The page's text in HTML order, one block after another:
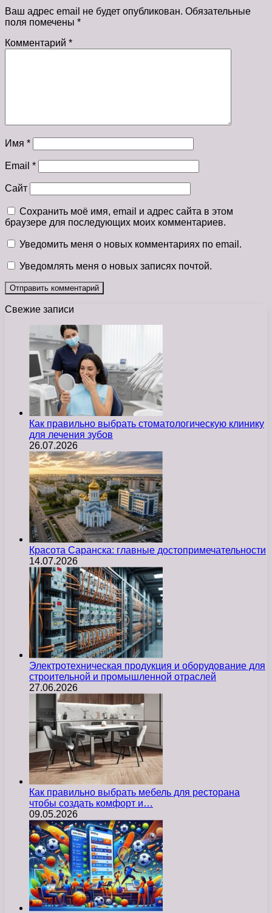
Ваш адрес email не будет опубликован. Обязательные
поля помечены *
Комментарий *
Имя *
Email *
Сайт
Сохранить моё имя, email и адрес сайта в этом
браузере для последующих моих комментариев.
Уведомить меня о новых комментариях по email.
Уведомлять меня о новых записях почтой.
Свежие записи
Как правильно выбрать стоматологическую клинику
для лечения зубов
26.07.2026
Красота Саранска: главные достопримечательности
14.07.2026
Электротехническая продукция и оборудование для
строительной и промышленной отраслей
27.06.2026
Как правильно выбрать мебель для ресторана
чтобы создать комфорт и…
09.05.2026